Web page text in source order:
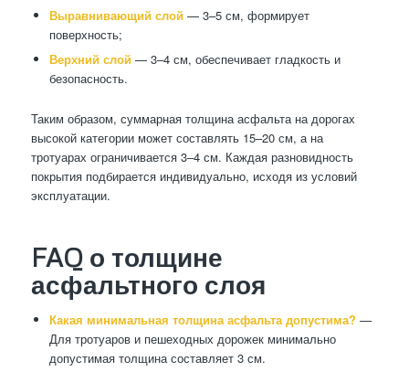
Выравнивающий слой — 3–5 см, формирует
поверхность;
Верхний слой — 3–4 см, обеспечивает гладкость и
безопасность.
Таким образом, суммарная толщина асфальта на дорогах
высокой категории может составлять 15–20 см, а на
тротуарах ограничивается 3–4 см. Каждая разновидность
покрытия подбирается индивидуально, исходя из условий
эксплуатации.
FAQ о толщине
асфальтного слоя
Какая минимальная толщина асфальта допустима? —
Для тротуаров и пешеходных дорожек минимально
допустимая толщина составляет 3 см.